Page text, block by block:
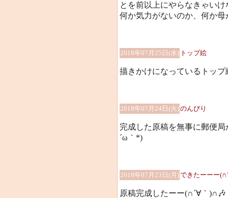
とを前以上にやらなきゃいけ
何か気力がないのか、何か
2018年07月25日(水) トップ絵
描きかけになっているトッ
2018年07月24日(火)のんびり
完成した原稿を無事に郵便
´ω｀*)
2018年07月23日(月)できたーーー
原稿完成したーー(∩´∀｀)∩🎶